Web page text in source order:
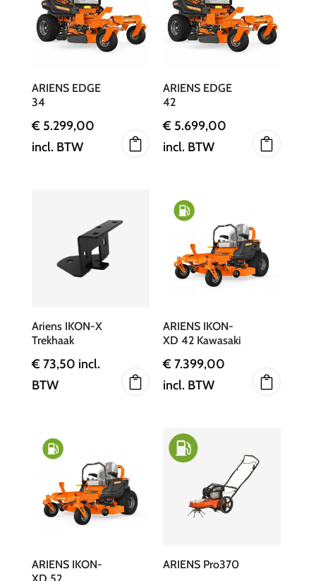
ARIENS EDGE
34
€ 5.299,00
incl. BTW
ARIENS EDGE
42
€ 5.699,00
incl. BTW
Ariens IKON-X
Trekhaak
€ 73,50 incl.
BTW
ARIENS IKON-
XD 42 Kawasaki
€ 7.399,00
incl. BTW
ARIENS IKON-
ARIENS Pro370